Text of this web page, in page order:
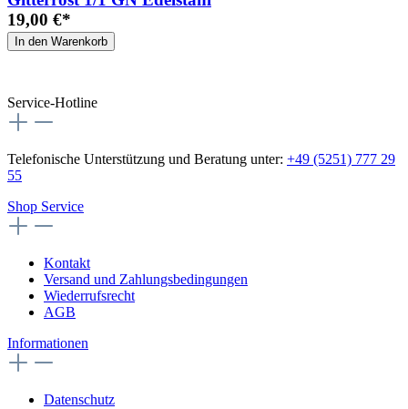
19,00 €*
In den Warenkorb
Service-Hotline
Telefonische Unterstützung und Beratung unter: +49 (5251) 777 29
55
Shop Service
Kontakt
Versand und Zahlungsbedingungen
Wiederrufsrecht
AGB
Informationen
Datenschutz